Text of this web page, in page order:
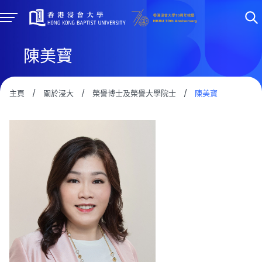
陳美寳
主頁 / 關於浸大 / 榮譽博士及榮譽大學院士 / 陳美寳